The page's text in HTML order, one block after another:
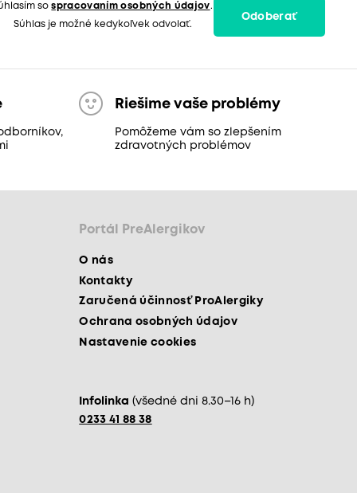
sospracovaním osobných údajov.
Súhlas je možné kedykoľvek odvolať.
Odoberať
Riešime vaše problémy
Pomôžeme vám so zlepšením
zdravotných problémov
Portál PreAlergikov
O nás
Kontakty
Zaručená účinnosť ProAlergiky
Ochrana osobných údajov
Nastavenie cookies
Infolinka (všedné dni 8.30–16 h)
0233 41 88 38